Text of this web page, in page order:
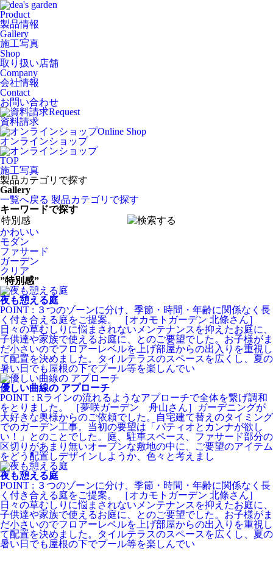
Product
製品情報
Gallery
施工写真
Shop
取り扱い店舗
Company
会社情報
Contact
お問い合わせ
Request
資料請求
Online Shop
オンラインショップ
TOP
施工写真
製品カテゴリで探す
Gallery
一覧へ戻る 製品カテゴリで探す
キーワードで探す
かわいい
モダン
ファサード
ガーデン
クリア
”特別感”
夜も憩える庭
POINT : ３つのゾーンに分け、季節・時間・年齢に関係なく長
く付き合える庭をご提案。 ［オカモトガーデン 北條さん］
日々の草むしりに悩まされないメンテナンスを抑えたお庭に、
子供達や家族で使えるお庭に、とのご要望でした。お子様がま
だ小さいのでフロアーレベルを上げ部屋からの出入りを重視し
て配置を決めました。タイルテラスのスペースを広くし、夏の
暑い日でも屋根の下でプール等を楽しんでい
優しい曲線の アプローチ
POINT : Rラインの流れるようなアプローチで全体を繋げ調和
をとりました。 ［夢咲ガーデン 舟山さん］ガーデニングが
大好きな奥様からのご依頼でした。自宅建て替えのタイミング
でのガーデン工事。当初の要望は「パティオとカンナが欲し
い！」とのことでした。庭、駐車スペース、ファサード部分の
区切りがあまり無いオープンな敷地の中に、ご要望のアイテム
をどう配置しデザインしようか、色々と考えまし
夜も憩える庭
POINT : ３つのゾーンに分け、季節・時間・年齢に関係なく長
く付き合える庭をご提案。 ［オカモトガーデン 北條さん］
日々の草むしりに悩まされないメンテナンスを抑えたお庭に、
子供達や家族で使えるお庭に、とのご要望でした。お子様がま
だ小さいのでフロアーレベルを上げ部屋からの出入りを重視し
て配置を決めました。タイルテラスのスペースを広くし、夏の
暑い日でも屋根の下でプール等を楽しんでい